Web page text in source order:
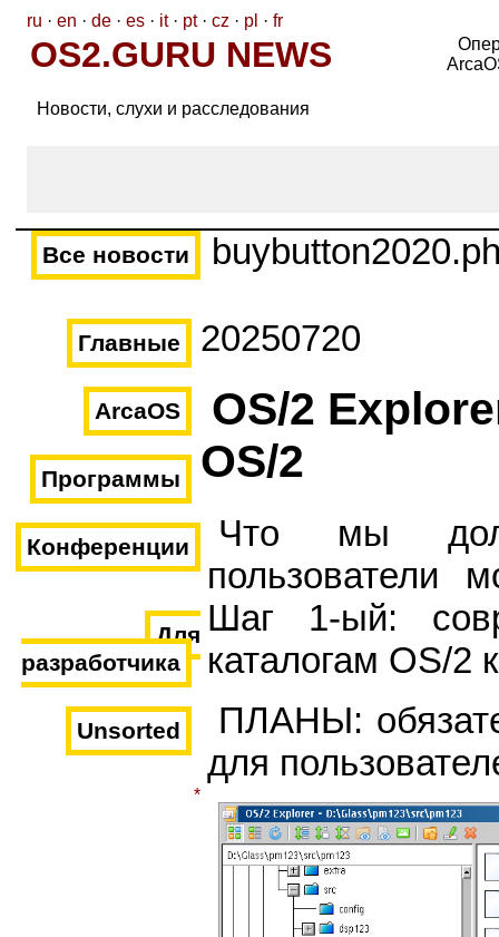
ru · en · de · es · it· pt· cz · pl · fr
OS2.GURU NEWS
Новости, слухи и расследования
Все новости
Главные
ArcaOS
Программы
Конференции
Для
разработчика
Unsorted
*
20250720
OS/2
OS/2
Что мы
пользователи
Шаг 1-ый:
каталогам OS/2
ПЛАНЫ:
для